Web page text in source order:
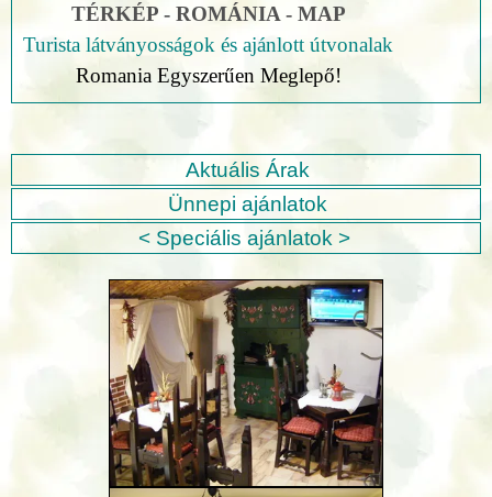
TÉRKÉP - ROMÁNIA - MAP
Turista látványosságok és ajánlott útvonalak
Romania Egyszerűen Meglepő!
Aktuális Árak
Ünnepi ajánlatok
< Speciális ajánlatok >